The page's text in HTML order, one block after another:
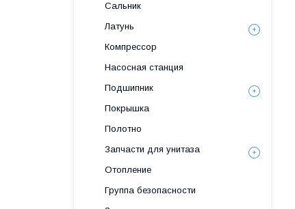
Сальник
Латунь
Компрессор
Насосная станция
Подшипник
Покрышка
Полотно
Запчасти для унитаза
Отопление
Группа безопасности